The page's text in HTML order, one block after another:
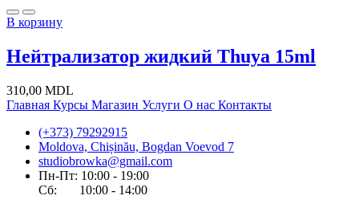
В корзину
Нейтрализатор жидкий Thuya 15ml
310,00 MDL
Главная Курсы Магазин Услуги О нас Контакты
(+373) 79292915
Moldova, Chișinău, Bogdan Voevod 7
studiobrowka@gmail.com
Пн-Пт: 10:00 - 19:00
Сб: 10:00 - 14:00